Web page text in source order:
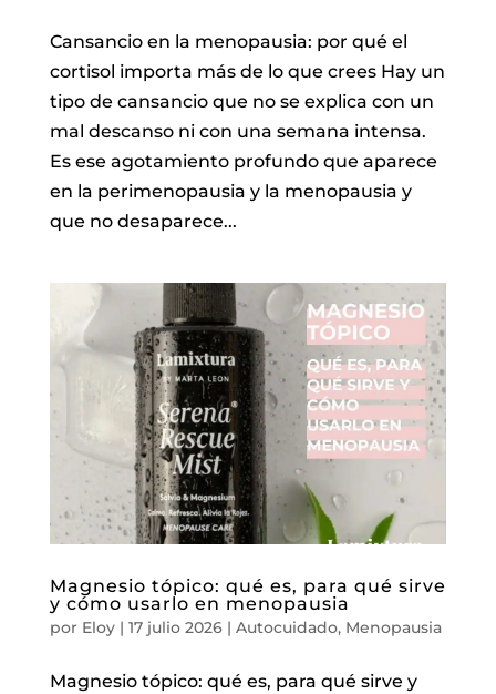
Cansancio en la menopausia: por qué el
cortisol importa más de lo que crees Hay un
tipo de cansancio que no se explica con un
mal descanso ni con una semana intensa.
Es ese agotamiento profundo que aparece
en la perimenopausia y la menopausia y
que no desaparece...
Magnesio tópico: qué es, para qué sirve
y cómo usarlo en menopausia
por Eloy| 17 julio 2026| Autocuidado, Menopausia
Magnesio tópico: qué es, para qué sirve y